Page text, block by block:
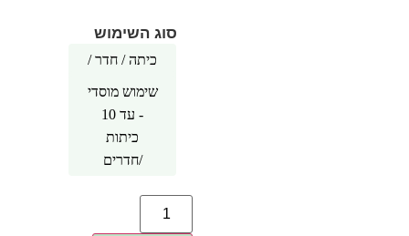
סוג השימוש
כיתה / חדר /
עד 4 כיתות /
חדרים
שימוש מוסדי
- עד 10
כיתות
/חדרים